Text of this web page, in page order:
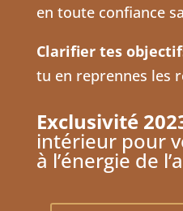
en toute confiance
Clarifier tes
tu en reprennes les
Exclusivité
intérieur pour
à l’énergie de